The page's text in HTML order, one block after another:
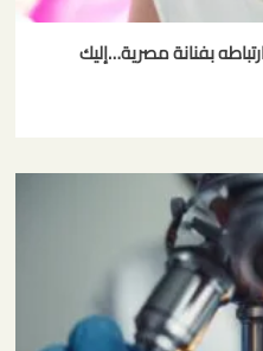
بفنانة مصرية…إليك